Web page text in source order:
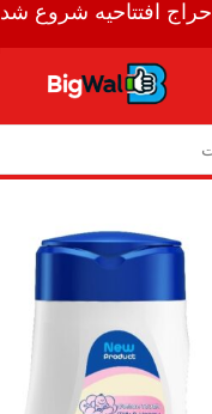
حراج افتتاحیه شروع شد